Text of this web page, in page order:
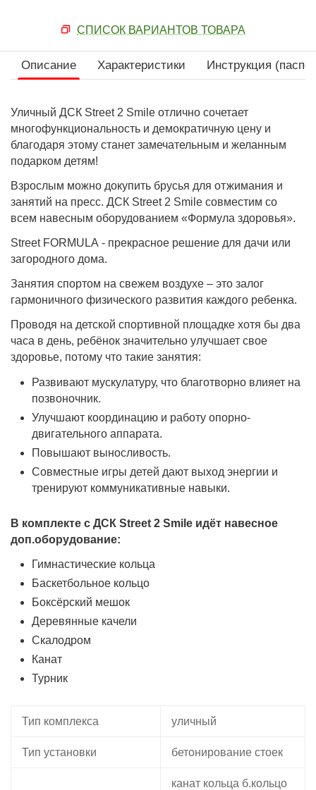
СПИСОК ВАРИАНТОВ ТОВАРА
Описание Характеристики Инструкция
Уличный ДСК Street 2 Smile отлично сочетает
многофункциональность и демократичную цену и
благодаря этому станет замечательным и желанным
подарком детям!
Взрослым можно докупить брусья для отжимания и
занятий на пресс. ДСК Street 2 Smile совместим со
всем навесным оборудованием «Формула здоровья».
Street FORMULA - прекрасное решение для дачи или
загородного дома.
Занятия спортом на свежем воздухе – это залог
гармоничного физического развития каждого ребенка.
Проводя на детской спортивной площадке хотя бы два
часа в день, ребёнок значительно улучшает свое
здоровье, потому что такие занятия:
Развивают мускулатуру, что благотворно влияет на
позвоночник.
Улучшают координацию и работу опорно-
двигательного аппарата.
Повышают выносливость.
Совместные игры детей дают выход энергии и
тренируют коммуникативные навыки.
В комплекте с ДСК Street 2 Smile идёт навесное
доп.оборудование:
Гимнастические кольца
Баскетбольное кольцо
Боксёрский мешок
Деревянные качели
Скалодром
Канат
Турник
Тип комплекса уличный
Тип установки бетонирование стоек
канат кольца б.кольцо